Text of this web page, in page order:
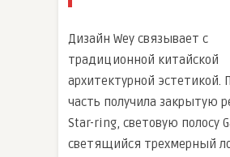
Дизайн Wey связывает с
традиционной китайской
архитектурной эстетикой.
часть получила закрытую
Star-ring, световую полосу
светящийся трехмерный